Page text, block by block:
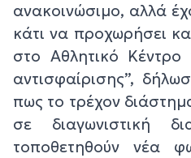
ανακοινώσιμο, αλλά
κάτι να προχωρήσει
στο Αθλητικό Κέντρο
αντισφαίρισης”,
πως το τρέχον
σε διαγωνιστική
τοποθετηθούν νέα